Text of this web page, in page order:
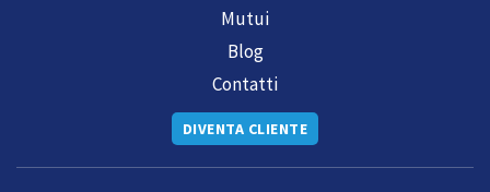
Mutui
Blog
Contatti
DIVENTA CLIENTE